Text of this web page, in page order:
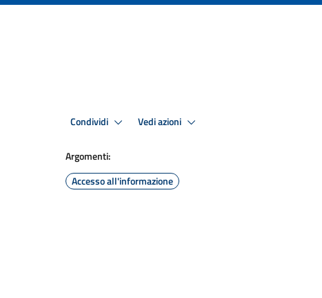
Condividi Vedi azioni
Argomenti:
Accesso all'informazione